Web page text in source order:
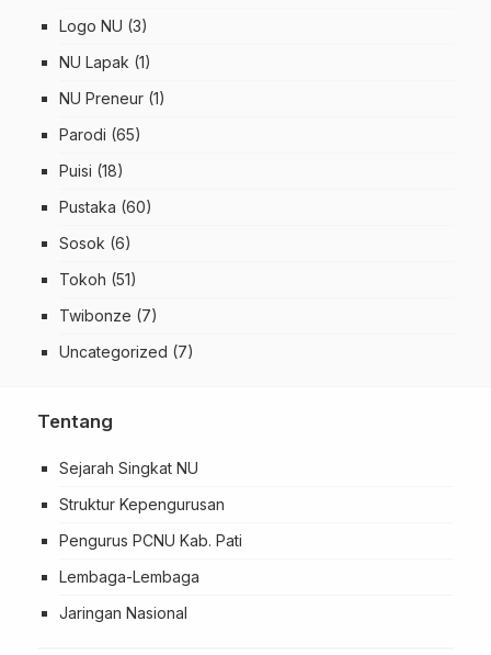
Logo NU (3)
NU Lapak (1)
NU Preneur (1)
Parodi (65)
Puisi (18)
Pustaka (60)
Sosok (6)
Tokoh (51)
Twibonze (7)
Uncategorized (7)
Tentang
Sejarah Singkat NU
Struktur Kepengurusan
Pengurus PCNU Kab. Pati
Lembaga-Lembaga
Jaringan Nasional